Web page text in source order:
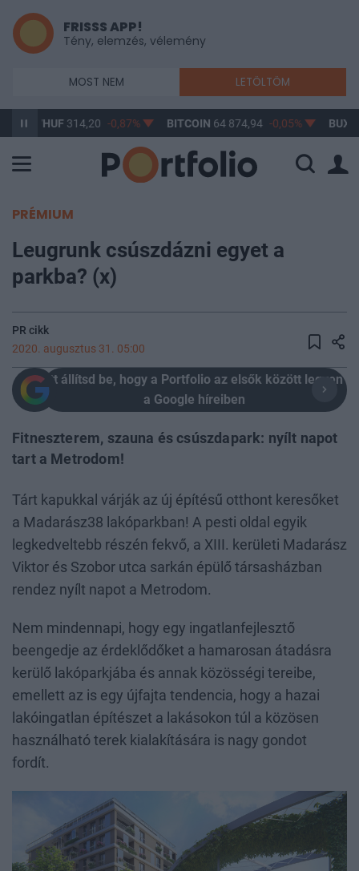
FRISSS APP!
Tény, elemzés, vélemény
MOST NEM LETÖLTÖM
HUF 314,20 -0,87% BITCOIN 64 874,94 -0,05% BUX 148
PRÉMIUM
Leugrunk csúszdázni egyet a
parkba? (x)
PR cikk
2020. augusztus 31. 05:00
Itt állítsd be, hogy a Portfolio az elsők között legyen
a Google híreiben
Fitneszterem, szauna és csúszdapark: nyílt napot
tart a Metrodom!
Tárt kapukkal várják az új építésű otthont keresőket
a Madarász38 lakóparkban! A pesti oldal egyik
legkedveltebb részén fekvő, a XIII. kerületi Madarász
Viktor és Szobor utca sarkán épülő társasházban
rendez nyílt napot a Metrodom.
Nem mindennapi, hogy egy ingatlanfejlesztő
beengedje az érdeklődőket a hamarosan átadásra
kerülő lakóparkjába és annak közösségi tereibe,
emellett az is egy újfajta tendencia, hogy a hazai
lakóingatlan építészet a lakásokon túl a közösen
használható terek kialakítására is nagy gondot
fordít.